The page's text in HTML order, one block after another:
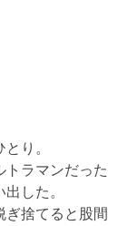
り。
トラマンだった
した。
ぎ捨てると股間